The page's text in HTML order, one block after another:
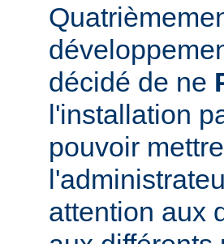
décidé de ne
l'installation
pouvoir
attention aux